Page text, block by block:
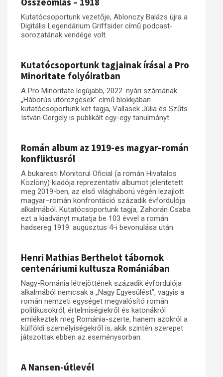
Kutatócsoportunk vezetője, Ablonczy Balázs újra a
Digitális Legendárium Griffsider című podcast-
sorozatának vendége volt.
Kutatócsoportunk tagjainak írásai a Pro
Minoritate folyóiratban
A Pro Minoritate legújabb, 2022. nyári számának
„Háborús utórezgések” című blokkjában
kutatócsoportunk két tagja, Vallasek Júlia és Szűts
István Gergely is publikált egy-egy tanulmányt.
Román album az 1919-es magyar–román
konfliktusról
A bukaresti Monitorul Oficial (a román Hivatalos
Közlöny) kiadója reprezentatív albumot jelentetett
meg 2019-ben, az első világháború végén lezajlott
magyar–román konfrontáció századik évfordulója
alkalmából. Kutatócsoportunk tagja, Zahorán Csaba
ezt a kiadványt mutatja be 103 évvel a román
hadsereg 1919. augusztus 4-i bevonulása után.
Henri Mathias Berthelot tábornok
centenáriumi kultusza Romániában
Nagy-Románia létrejöttének századik évfordulója
alkalmából nemcsak a „Nagy Egyesülést”, vagyis a
román nemzeti egységet megvalósító román
politikusokról, értelmiségiekről és katonákról
emlékeztek meg Románia-szerte, hanem azokról a
külföldi személyiségekről is, akik szintén szerepet
játszottak ebben az eseménysorban.
A Nansen-útlevél